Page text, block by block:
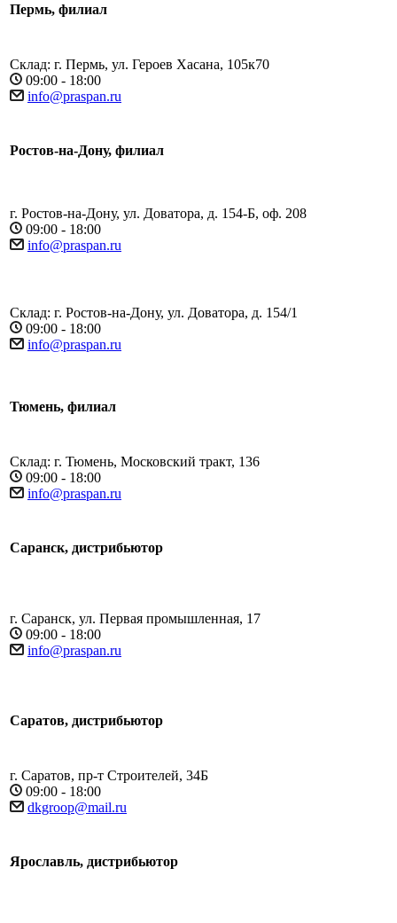
Пермь, филиал
Склад: г. Пермь, ул. Героев Хасана, 105к70
09:00 - 18:00
info@praspan.ru
Ростов-на-Дону, филиал
г. Ростов-на-Дону, ул. Доватора, д. 154-Б, оф. 208
09:00 - 18:00
info@praspan.ru
Склад: г. Ростов-на-Дону, ул. Доватора, д. 154/1
09:00 - 18:00
info@praspan.ru
Тюмень, филиал
Склад: г. Тюмень, Московский тракт, 136
09:00 - 18:00
info@praspan.ru
Саранск, дистрибьютор
г. Саранск, ул. Первая промышленная, 17
09:00 - 18:00
info@praspan.ru
Саратов, дистрибьютор
г. Саратов, пр-т Строителей, 34Б
09:00 - 18:00
dkgroop@mail.ru
Ярославль, дистрибьютор